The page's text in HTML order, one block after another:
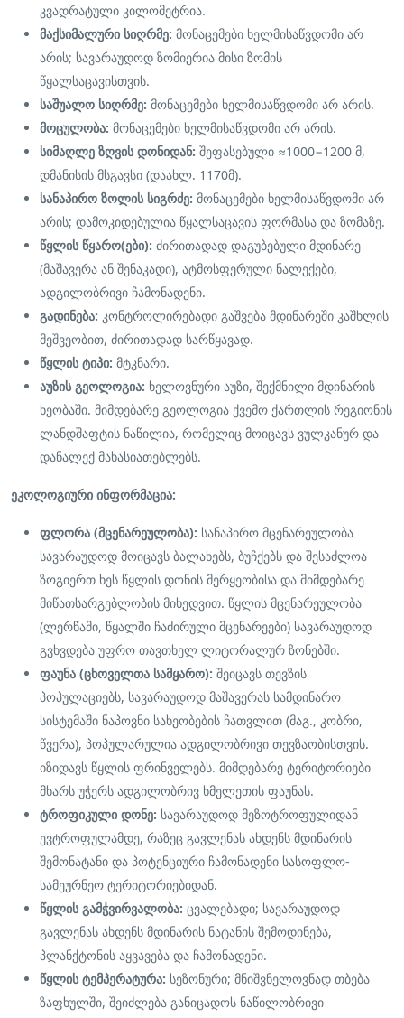
კვადრატული კილომეტრია.
მაქსიმალური სიღრმე: მონაცემები ხელმისაწვდომი არ
არის; სავარაუდოდ ზომიერია მისი ზომის
წყალსაცავისთვის.
საშუალო სიღრმე: მონაცემები ხელმისაწვდომი არ არის.
მოცულობა: მონაცემები ხელმისაწვდომი არ არის.
სიმაღლე ზღვის დონიდან: შეფასებული ≈1000−1200 მ,
დმანისის მსგავსი (დაახლ. 1170მ).
სანაპირო ზოლის სიგრძე: მონაცემები ხელმისაწვდომი არ
არის; დამოკიდებულია წყალსაცავის ფორმასა და ზომაზე.
წყლის წყარო(ები): ძირითადად დაგუბებული მდინარე
(მაშავერა ან შენაკადი), ატმოსფერული ნალექები,
ადგილობრივი ჩამონადენი.
გადინება: კონტროლირებადი გაშვება მდინარეში კაშხლის
მეშვეობით, ძირითადად სარწყავად.
წყლის ტიპი: მტკნარი.
აუზის გეოლოგია: ხელოვნური აუზი, შექმნილი მდინარის
ხეობაში. მიმდებარე გეოლოგია ქვემო ქართლის რეგიონის
ლანდშაფტის ნაწილია, რომელიც მოიცავს ვულკანურ და
დანალექ მახასიათებლებს.
ეკოლოგიური ინფორმაცია:
ფლორა (მცენარეულობა): სანაპირო მცენარეულობა
სავარაუდოდ მოიცავს ბალახებს, ბუჩქებს და შესაძლოა
ზოგიერთ ხეს წყლის დონის მერყეობისა და მიმდებარე
მიწათსარგებლობის მიხედვით. წყლის მცენარეულობა
(ლერწამი, წყალში ჩაძირული მცენარეები) სავარაუდოდ
გვხვდება უფრო თავთხელ ლიტორალურ ზონებში.
ფაუნა (ცხოველთა სამყარო): შეიცავს თევზის
პოპულაციებს, სავარაუდოდ მაშავერას სამდინარო
სისტემაში ნაპოვნი სახეობების ჩათვლით (მაგ., კობრი,
წვერა), პოპულარულია ადგილობრივი თევზაობისთვის.
იზიდავს წყლის ფრინველებს. მიმდებარე ტერიტორიები
მხარს უჭერს ადგილობრივ ხმელეთის ფაუნას.
ტროფიკული დონე: სავარაუდოდ მეზოტროფულიდან
ევტროფულამდე, რაზეც გავლენას ახდენს მდინარის
შემონატანი და პოტენციური ჩამონადენი სასოფლო-
სამეურნეო ტერიტორიებიდან.
წყლის გამჭვირვალობა: ცვალებადი; სავარაუდოდ
გავლენას ახდენს მდინარის ნატანის შემოდინება,
პლანქტონის აყვავება და ჩამონადენი.
წყლის ტემპერატურა: სეზონური; მნიშვნელოვნად თბება
ზაფხულში, შეიძლება განიცადოს ნაწილობრივი